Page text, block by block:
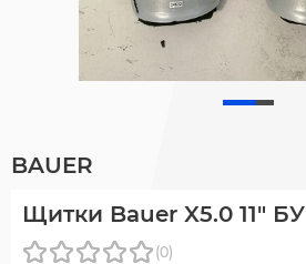
BAUER
Щитки Bauer X5.0 11" БУ
(0)